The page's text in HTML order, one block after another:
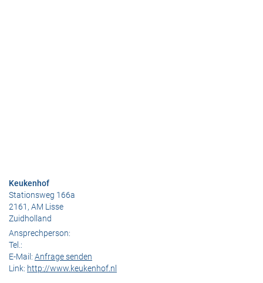
Keukenhof
Stationsweg 166a
2161, AM Lisse
Zuidholland
Ansprechperson:
Tel.:
E-Mail: Anfrage senden
Link: http://www.keukenhof.nl